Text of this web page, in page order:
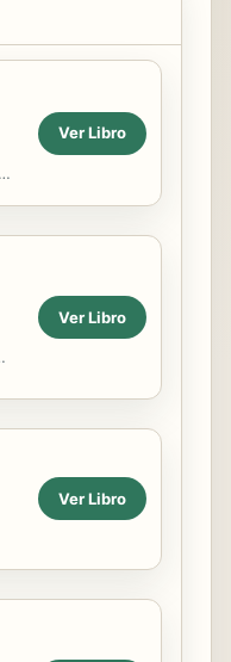
Ver Libro
Ver Libro
Ver Libro